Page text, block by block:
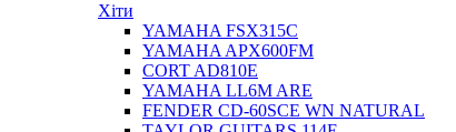
Хіти
YAMAHA FSX315C
YAMAHA APX600FM
CORT AD810E
YAMAHA LL6M ARE
FENDER CD-60SCE WN NATURAL